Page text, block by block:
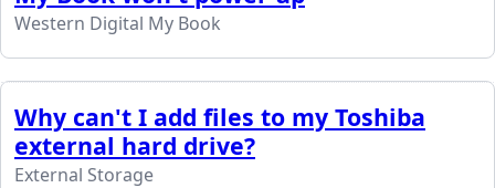
Western Digital My Book
Why can't I add files to my Toshiba
external hard drive?
External Storage